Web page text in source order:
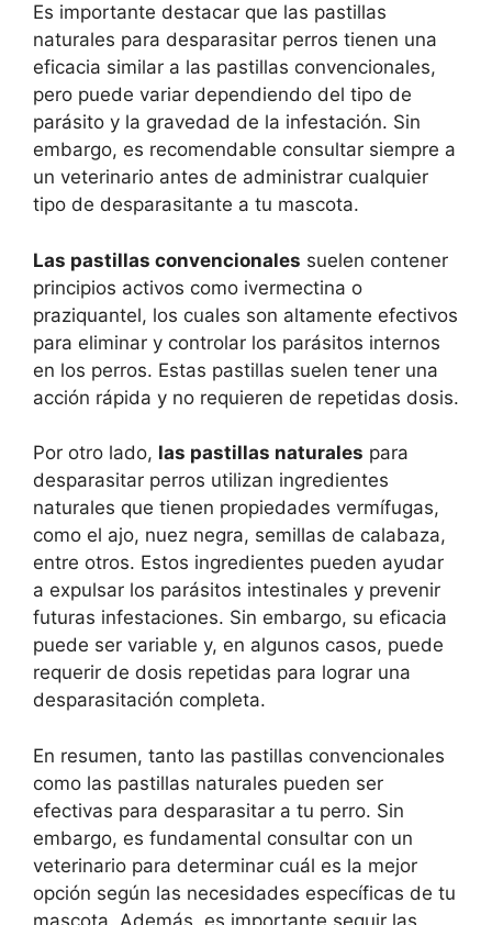
Es importante destacar que las pastillas
naturales para desparasitar perros tienen una
eficacia similar a las pastillas convencionales,
pero puede variar dependiendo del tipo de
parásito y la gravedad de la infestación. Sin
embargo, es recomendable consultar siempre a
un veterinario antes de administrar cualquier
tipo de desparasitante a tu mascota.
Las pastillas convencionales suelen contener
principios activos como ivermectina o
praziquantel, los cuales son altamente efectivos
para eliminar y controlar los parásitos internos
en los perros. Estas pastillas suelen tener una
acción rápida y no requieren de repetidas dosis.
Por otro lado, las pastillas naturales para
desparasitar perros utilizan ingredientes
naturales que tienen propiedades vermífugas,
como el ajo, nuez negra, semillas de calabaza,
entre otros. Estos ingredientes pueden ayudar
a expulsar los parásitos intestinales y prevenir
futuras infestaciones. Sin embargo, su eficacia
puede ser variable y, en algunos casos, puede
requerir de dosis repetidas para lograr una
desparasitación completa.
En resumen, tanto las pastillas convencionales
como las pastillas naturales pueden ser
efectivas para desparasitar a tu perro. Sin
embargo, es fundamental consultar con un
veterinario para determinar cuál es la mejor
opción según las necesidades específicas de tu
mascota. Además, es importante seguir las